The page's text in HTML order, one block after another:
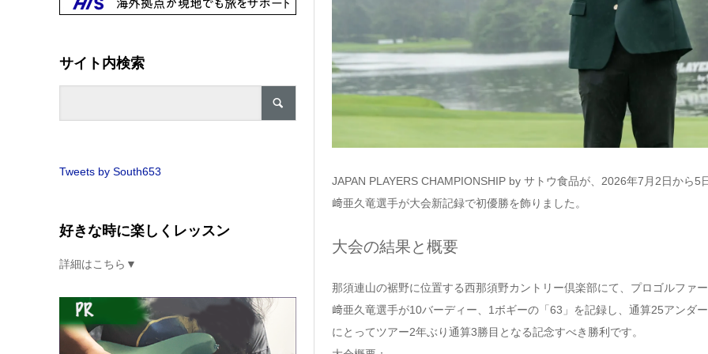
JAPAN PLAYERS CHAMPIONSHIP by サトウ食品が、2026年7月2日から
﨑亜久竜選手が大会新記録で初優勝を飾りました。
大会の結果と概要
那須連山の裾野に位置する西那須野カントリー倶楽部にて、プロゴルファ
﨑亜久竜選手が10バーディー、1ボギーの「63」を記録し、通算25アンダ
にとってツアー2年ぶり通算3勝目となる記念すべき勝利です。
サイト内検索
Tweets by South653
好きな時に楽しくレッスン
詳細はこちら▼